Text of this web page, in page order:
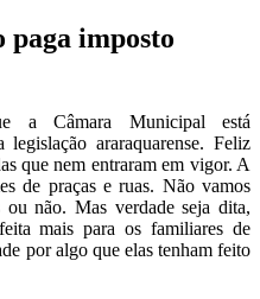
paga imposto
a Câmara Municipal está
araraquarense. Feliz
que nem entraram em vigor. A
de praças e ruas. Não vamos
ou não. Mas verdade seja dita,
mais para os familiares de
por algo que elas tenham feito